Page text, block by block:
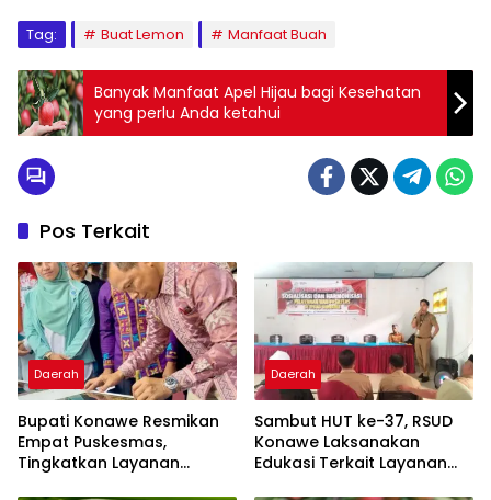
Tag: Buat Lemon Manfaat Buah
Banyak Manfaat Apel Hijau bagi Kesehatan
yang perlu Anda ketahui
Pos Terkait
Daerah
Bupati Konawe Resmikan
Empat Puskesmas,
Tingkatkan Layanan
Daerah
Sambut HUT ke-37, RSUD
Konawe Laksanakan
Edukasi Terkait Layanan